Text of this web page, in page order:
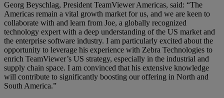
Georg Beyschlag, President TeamViewer Americas, said: “The
Americas remain a vital growth market for us, and we are keen to
collaborate with and learn from Joe, a globally recognized
technology expert with a deep understanding of the US market and
the enterprise software industry. I am particularly excited about the
opportunity to leverage his experience with Zebra Technologies to
enrich TeamViewer’s US strategy, especially in the industrial and
supply chain space. I am convinced that his extensive knowledge
will contribute to significantly boosting our offering in North and
South America.”